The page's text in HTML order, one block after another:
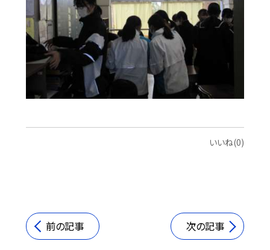
いいね(0)
前の記事 次の記事